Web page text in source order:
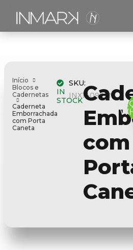
Início
Blocos e
Cadernetas
Caderneta
Emborrachada
com Porta
Caneta
IN
STOCK
SKU:
INX14092SN
com